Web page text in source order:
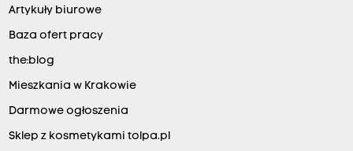
Artykuły biurowe
Baza ofert pracy
the:blog
Mieszkania w Krakowie
Darmowe ogłoszenia
Sklep z kosmetykami tolpa.pl